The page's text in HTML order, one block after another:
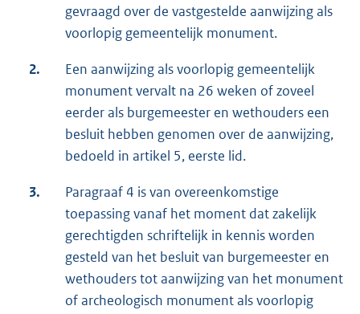
gevraagd over de vastgestelde aanwijzing als
voorlopig gemeentelijk monument.
2.
Een aanwijzing als voorlopig gemeentelijk
monument vervalt na 26 weken of zoveel
eerder als burgemeester en wethouders een
besluit hebben genomen over de aanwijzing,
bedoeld in artikel 5, eerste lid.
3.
Paragraaf 4 is van overeenkomstige
toepassing vanaf het moment dat zakelijk
gerechtigden schriftelijk in kennis worden
gesteld van het besluit van burgemeester en
wethouders tot aanwijzing van het monument
of archeologisch monument als voorlopig